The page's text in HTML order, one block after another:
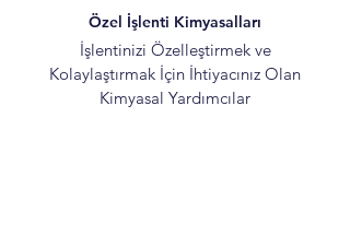
Özel İşlenti Kimyasalları
İşlentinizi Özelleştirmek ve
Kolaylaştırmak İçin İhtiyacınız Olan
Kimyasal Yardımcılar